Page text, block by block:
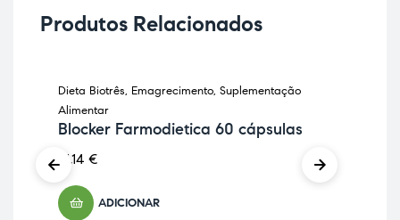
Produtos Relacionados
Dieta Biotrês, Emagrecimento, Suplementação
Alimentar
Blocker Farmodietica 60 cápsulas
41,14 €
ADICIONAR